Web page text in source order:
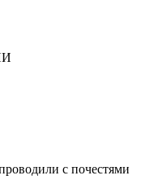
с почестями